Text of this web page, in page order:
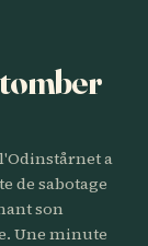
a
de sabotage
son
Une minute